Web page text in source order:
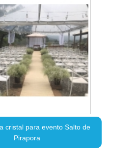
cristal para evento Salto de
Pirapora